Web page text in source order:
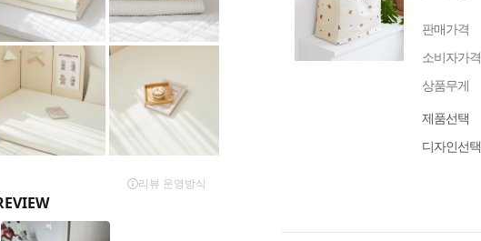
판매가격
소비자가격
상품무게
제품선택
디자인선택